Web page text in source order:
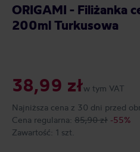
ORIGAMI - Filiżanka
200ml Turkusowa
38,99 złw tym VAT
Najniższa cena z 30 dni przed
Cena regularna: 85,90 zł -55%
Zawartość: 1 szt.